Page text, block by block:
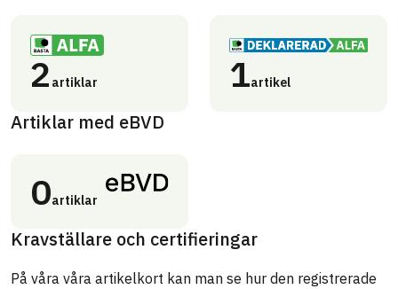
2 artiklar 1artikel
Artiklar med eBVD
0artiklar
Kravställare och certifieringar
På våra våra artikelkort kan man se hur den registrerade